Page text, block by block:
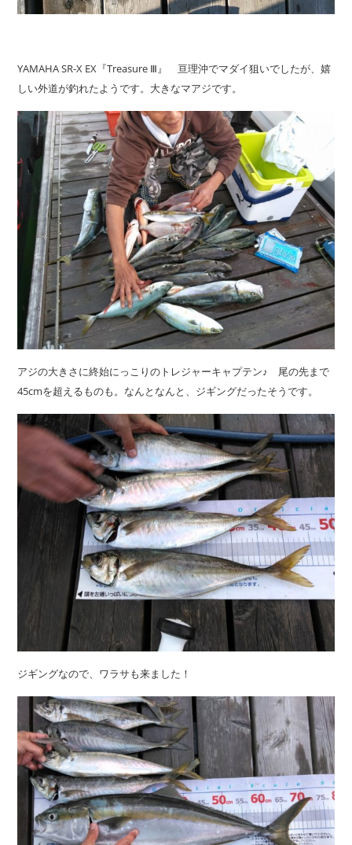
YAMAHA SR-X EX『Treasure Ⅲ』 亘理沖でマダイ狙いでしたが、嬉
しい外道が釣れたようです。大きなマアジです。
アジの大きさに終始にっこりのトレジャーキャプテン♪ 尾の先まで
45cmを超えるものも。なんとなんと、ジギングだったそうです。
ジギングなので、ワラサも来ました！